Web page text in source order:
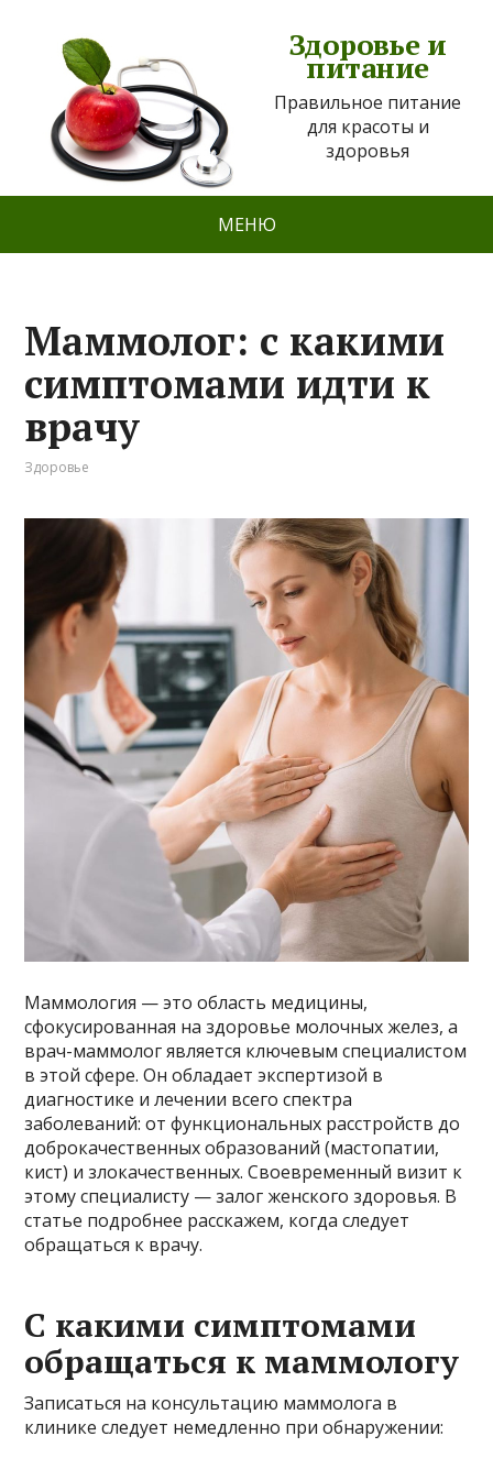
Здоровье и
питание
Правильное питание
для красоты и
здоровья
МЕНЮ
Маммолог: с какими
симптомами идти к
врачу
Здоровье
Маммология — это область медицины,
сфокусированная на здоровье молочных желез, а
врач-маммолог является ключевым специалистом
в этой сфере. Он обладает экспертизой в
диагностике и лечении всего спектра
заболеваний: от функциональных расстройств до
доброкачественных образований (мастопатии,
кист) и злокачественных. Своевременный визит к
этому специалисту — залог женского здоровья. В
статье подробнее расскажем, когда следует
обращаться к врачу.
С какими симптомами
обращаться к маммологу
Записаться на консультацию маммолога в
клинике следует немедленно при обнаружении: